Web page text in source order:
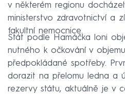
v některém regionu
ministerstvo zdravotnictví a
fakultní nemocnice.
Stát podle Hamáčka loni
nutného k očkování v
předpokládané spotřeby.
dorazit na přelomu ledna a
rezervy státu, aktuálně je v